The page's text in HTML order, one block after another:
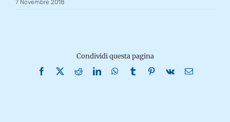
7 Novembre 2018
Condividi questa pagina
Facebook
X RedditLinkedInWhatsApp
TumblrPinterest
Vk Email